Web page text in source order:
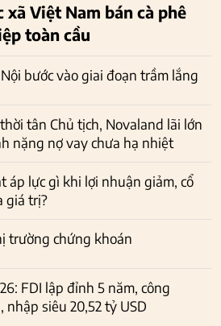
xã Việt Nam bán cà phê
toàn cầu
bước vào giai đoạn trầm lắng
tân Chủ tịch, Novaland lãi lớn
nặng nợ vay chưa hạ nhiệt
áp lực gì khi lợi nhuận giảm, cổ
giá trị?
trường chứng khoán
FDI lập đỉnh 5 năm, công
siêu 20,52 tỷ USD